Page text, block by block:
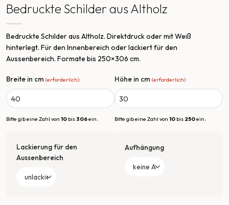
Bedruckte Schilder aus Altholz
Bedruckte Schilder aus Altholz. Direktdruck oder mit Weiß
hinterlegt. Für den Innenbereich oder lackiert für den
Aussenbereich. Formate bis 250×306 cm.
Breite in cm (erforderlich)
Bitte gib eine Zahl von 10 bis306ein.
Höhe in cm (erforderlich)
Bitte gib eine Zahl von 10bis 250ein.
Lackierung für den
Aussenbereich
Aufhängung